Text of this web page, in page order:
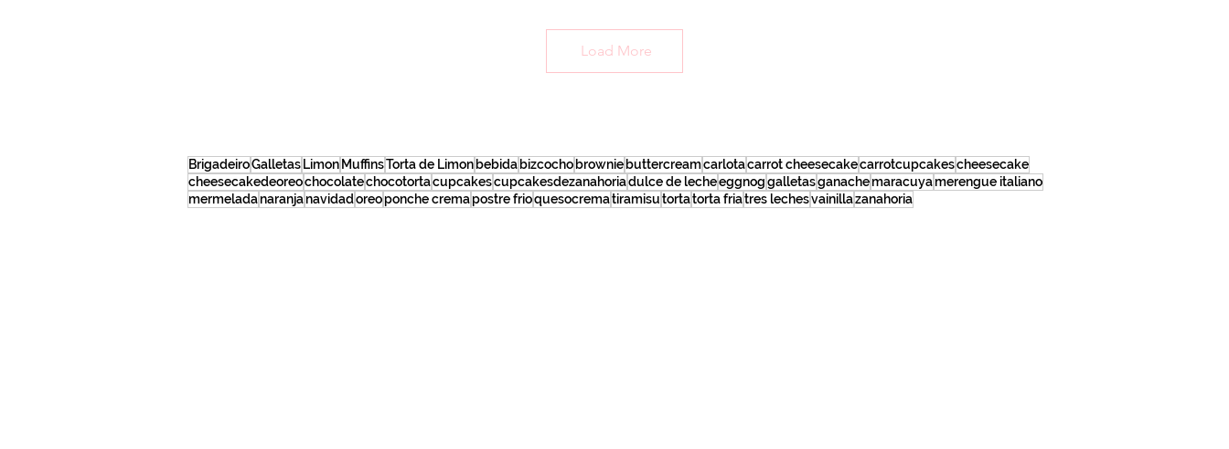
Load More
BrigadeiroGalletas Limon MuffinsTorta de Limon bebida bizcocho brownie buttercreamcarlotacarrot cheesecakecarrotcupcakescheesecake
cheesecakedeoreochocolatechocotortacupcakescupcakesdezanahoriadulce de lecheeggnoggalletasganachemaracuyamerengue italiano
mermeladanaranjanavidadoreoponche cremapostre frioquesocrematiramisutortatorta friatres lechesvainillazanahoria